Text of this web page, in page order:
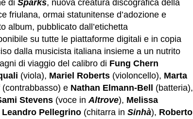
di Sparks, nuova creatura discografica della
friulana, ormai statunitense d’adozione e
album, pubblicato dall’etichetta
su tutte le piattaforme digitali e in copia
dalla musicista italiana insieme a un nutrito
di viaggio del calibro di Fung Chern
(viola), Mariel Roberts (violoncello), Marta
(contrabbasso) e Nathan Elmann-Bell
(batteria),
Stevens (voce inAltrove), Melissa
Leandro Pellegrino (chitarra in Sinhà), Roberto